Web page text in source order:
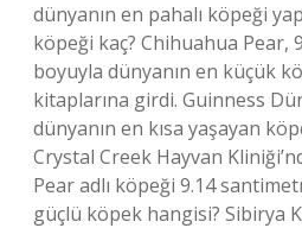
dünyanın en pahalı köpeği
köpeği kaç? Chihuahua Pear,
boyuyla dünyanın en küçük
kitaplarına girdi. Guinness
dünyanın en kısa yaşayan
Crystal Creek Hayvan
Pear adlı köpeği 9.14
güçlü köpek hangisi? Sibirya